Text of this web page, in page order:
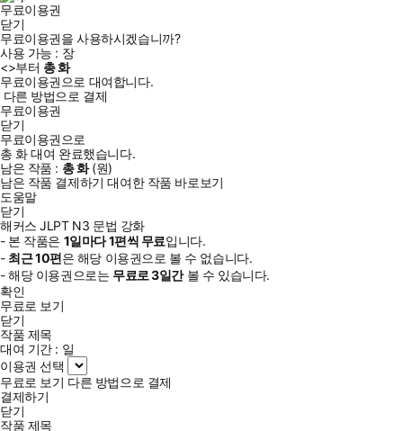
무료이용권
닫기
무료이용권을 사용하시겠습니까?
사용 가능 : 장
<>부터 총화
무료이용권으로 대여합니다.
다른 방법으로 결제
무료이용권
닫기
무료이용권으로
총 화대여 완료했습니다.
남은 작품 : 총화(원)
남은 작품 결제하기 대여한 작품 바로보기
도움말
닫기
해커스 JLPT N3 문법 강화
- 본 작품은 1일마다1편씩 무료입니다.
- 최근10편은 해당 이용권으로 볼 수 없습니다.
- 해당 이용권으로는 무료로3일간볼 수 있습니다.
확인
무료로 보기
닫기
작품 제목
대여 기간 : 일
이용권 선택
무료로 보기 다른 방법으로 결제
결제하기
닫기
작품 제목